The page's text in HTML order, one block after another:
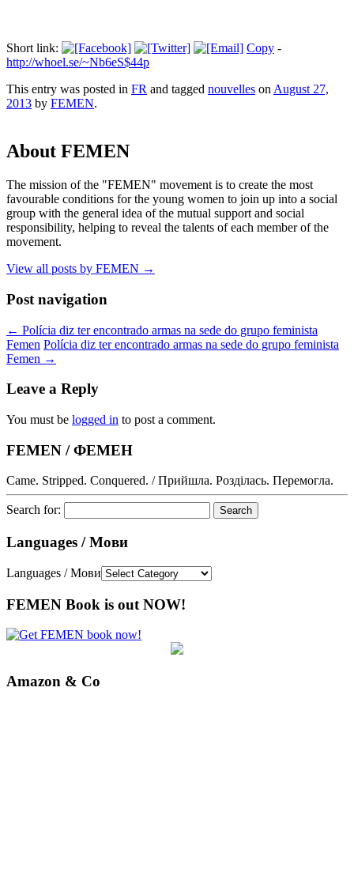
Short link: Copy -
http://whoel.se/~Nb6eS$44p
This entry was posted in FR and tagged nouvelles on August 27,
2013 by FEMEN.
About FEMEN
The mission of the "FEMEN" movement is to create the most
favourable conditions for the young women to join up into a social
group with the general idea of the mutual support and social
responsibility, helping to reveal the talents of each member of the
movement.
View all posts by FEMEN →
Post navigation
← Polícia diz ter encontrado armas na sede do grupo feminista
Femen Polícia diz ter encontrado armas na sede do grupo feminista
Femen →
Leave a Reply
You must be logged in to post a comment.
FEMEN / ФЕМЕН
Came. Stripped. Conquered. / Прийшла. Розділась. Перемогла.
Search for:
Languages / Мови
Languages / Мови
FEMEN Book is out NOW!
Amazon & Co